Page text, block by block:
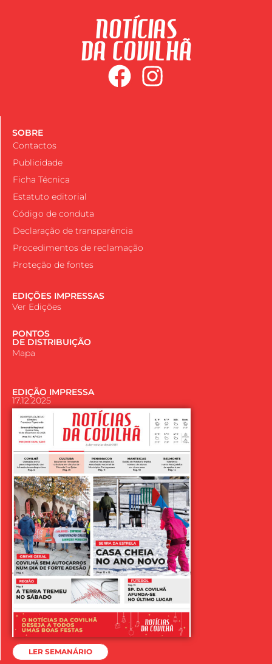
SOBRE
Contactos
Publicidade
Ficha Técnica
Estatuto editorial
Código de conduta
Declaração de transparência
Procedimentos de reclamação
Proteção de fontes
EDIÇÕES IMPRESSAS
Ver Edições
PONTOS
DE DISTRIBUIÇÃO
Mapa
EDIÇÃO IMPRESSA
17.12.2025
LER SEMANÁRIO